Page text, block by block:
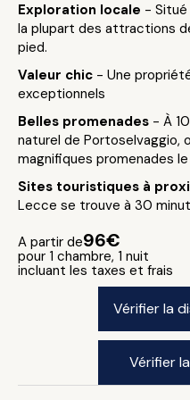
Exploration locale -
la plupart des attractions
pied.
Valeur chic - Une
exceptionnels
Belles promenades - À
naturel de Portoselvaggio,
magnifiques promenades
Sites touristiques à
Lecce se trouve à 30
A partir de96€
pour 1 chambre, 1 nuit
incluant les taxes et frais
Vérifier la
Vérifier